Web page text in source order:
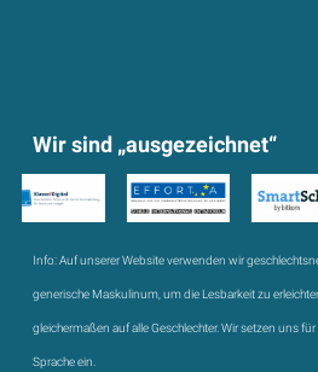
Wir sind „ausgezeichnet“
Info:Auf unserer Website verwenden wir
generische Maskulinum, um die Lesbarkeit zu
gleichermaßen auf alle Geschlechter. Wir setzen uns
Sprache ein.